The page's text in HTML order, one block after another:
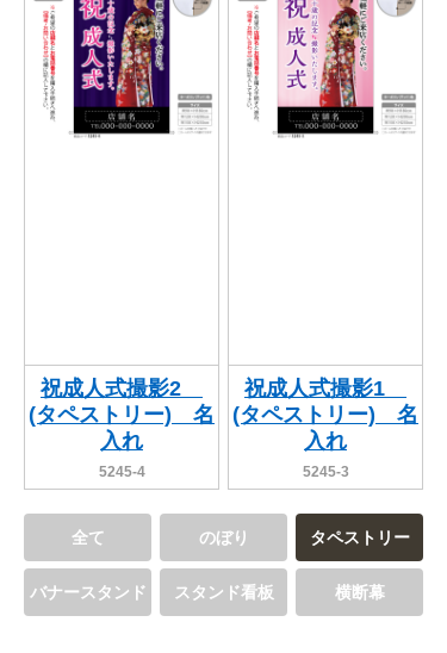
チュクミ 韓国グルメ 駐車場 鍋 夏
CATEGORY
飲食 住まい・暮らし
OTHER ITEMS
関連アイテムを見る
ORIGINAL ORDER
取り扱い商品一覧
既製デザイン商品注文方法
お支払方法
BEGINNER'S GUIDE
初めての方へ トップ
オリジナルオーダー制作事例
祝成人式撮影2
(タペストリー) 名
入れ
5245-4
祝成人式撮影1
(タペストリー) 名
入れ
5245-3
全て のぼり タペストリー
バナースタンド スタンド看板 横断幕